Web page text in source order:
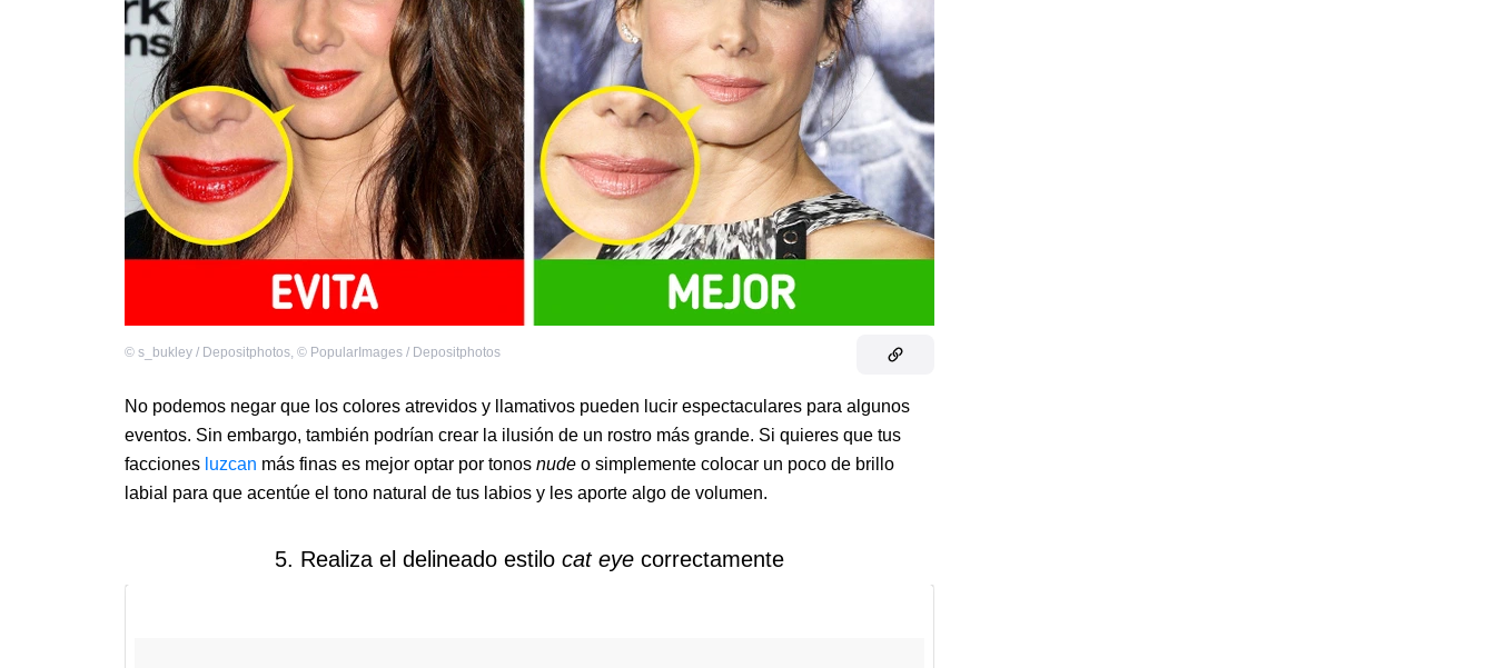
© s_bukley / Depositphotos, © PopularImages / Depositphotos
No podemos negar que los colores atrevidos y llamativos pueden lucir espectaculares para algunos
eventos. Sin embargo, también podrían crear la ilusión de un rostro más grande. Si quieres que tus
facciones luzcan más finas es mejor optar por tonos nude o simplemente colocar un poco de brillo
labial para que acentúe el tono natural de tus labios y les aporte algo de volumen.
5. Realiza el delineado estilo cat eye correctamente